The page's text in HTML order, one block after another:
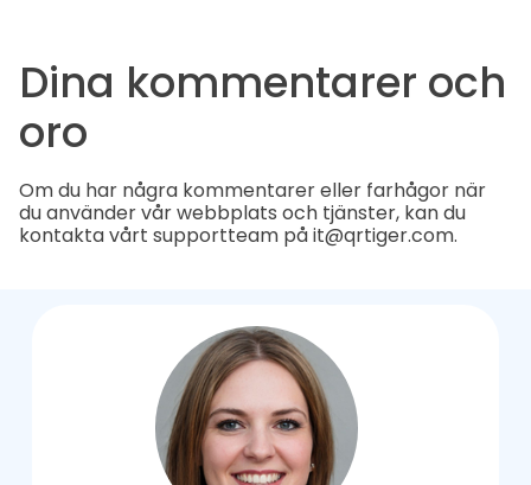
Dina kommentarer och
oro
Om du har några kommentarer eller farhågor när
du använder vår webbplats och tjänster, kan du
kontakta vårt supportteam på it@qrtiger.com.